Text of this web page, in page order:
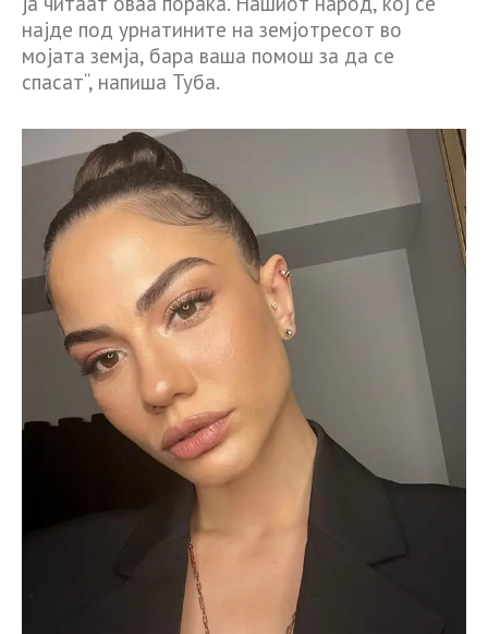
најде под урнатините на земјотресот во
мојата земја, бара ваша помош за да се
спасат“, напиша Туба.